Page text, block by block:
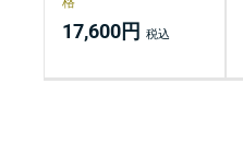
17,600円